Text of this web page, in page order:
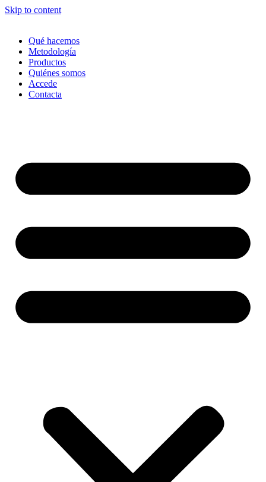
Skip to content
Qué hacemos
Metodología
Productos
Quiénes somos
Accede
Contacta